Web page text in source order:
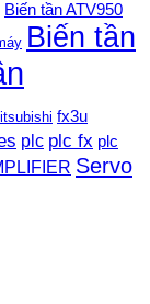
Biến tần ATV950
Biến tần
fx3u
plc plc fx plc
Servo